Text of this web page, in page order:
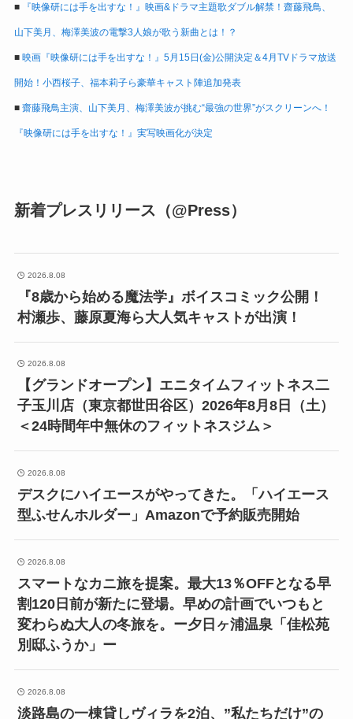
■ 『映像研には手を出すな！』映画&ドラマ主題歌ダブル解禁！齋藤飛鳥、
山下美月、梅澤美波の電撃3人娘が歌う新曲とは！？
■ 映画『映像研には手を出すな！』5月15日(金)公開決定＆4月TVドラマ放送
開始！小西桜子、福本莉子ら豪華キャスト陣追加発表
■ 齋藤飛鳥主演、山下美月、梅澤美波が挑む“最強の世界”がスクリーンへ！
『映像研には手を出すな！』実写映画化が決定
新着プレスリリース（@Press）
2026.8.08
『8歳から始める魔法学』ボイスコミック公開！
村瀬歩、藤原夏海ら大人気キャストが出演！
2026.8.08
【グランドオープン】エニタイムフィットネス二
子玉川店（東京都世田谷区）2026年8月8日（土）
＜24時間年中無休のフィットネスジム＞
2026.8.08
デスクにハイエースがやってきた。「ハイエース
型ふせんホルダー」Amazonで予約販売開始
2026.8.08
スマートなカニ旅を提案。最大13％OFFとなる早
割120日前が新たに登場。早めの計画でいつもと
変わらぬ大人の冬旅を。ー夕日ヶ浦温泉「佳松苑
別邸ふうか」ー
2026.8.08
淡路島の一棟貸しヴィラを2泊、”私たちだけ”の